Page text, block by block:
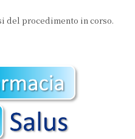
del procedimento in corso.